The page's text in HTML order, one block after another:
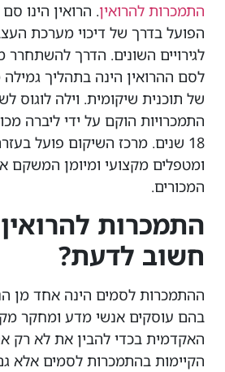
התמכרות להרואין. הרואין הינו
הפועל בדרך של דיכוי מערכת
לגירויים השונים. הדרך
לסם ההרואין הינה בתהליך
של תוכנית שיקומית. וילה לוגוס
התמכרויות הוקם על ידי ליברה
18 שנים. מרכז השיקום פועל
ומטפלים מקצועי ומיומן המשקם
המכורים.
התמכרות
חשוב לדעת?
ההתמכרות לסמים הינה אחד מן
בהם עוסקים אנשי מדע ומחקר
האקדמית בכדי להבין את לא רק
הקיימות בהתמכרות לסמים אלא